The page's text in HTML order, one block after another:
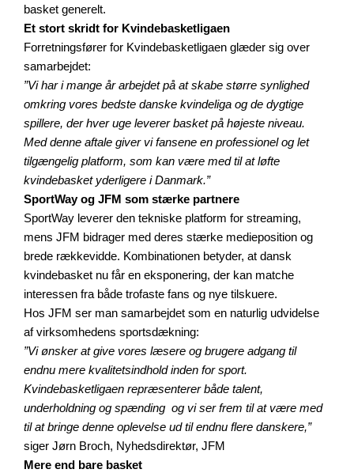
basket generelt.
Et stort skridt for Kvindebasketligaen
Forretningsfører for Kvindebasketligaen glæder sig over
samarbejdet:
”Vi har i mange år arbejdet på at skabe større synlighed
omkring vores bedste danske kvindeliga og de dygtige
spillere, der hver uge leverer basket på højeste niveau.
Med denne aftale giver vi fansene en professionel og let
tilgængelig platform, som kan være med til at løfte
kvindebasket yderligere i Danmark.”
SportWay og JFM som stærke partnere
SportWay leverer den tekniske platform for streaming,
mens JFM bidrager med deres stærke medieposition og
brede rækkevidde. Kombinationen betyder, at dansk
kvindebasket nu får en eksponering, der kan matche
interessen fra både trofaste fans og nye tilskuere.
Hos JFM ser man samarbejdet som en naturlig udvidelse
af virksomhedens sportsdækning:
”Vi ønsker at give vores læsere og brugere adgang til
endnu mere kvalitetsindhold inden for sport.
Kvindebasketligaen repræsenterer både talent,
underholdning og spænding og vi ser frem til at være med
til at bringe denne oplevelse ud til endnu flere danskere,”
siger Jørn Broch, Nyhedsdirektør, JFM
Mere end bare basket